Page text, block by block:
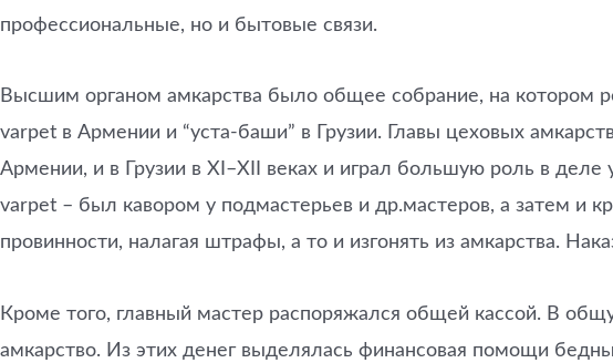
профессиональные, но и бытовые связи.
Высшим органом амкарства было общее собрание, на котором
varpet в Армении и “уста-баши” в Грузии. Главы цеховых
Армении, и в Грузии в XI–XII веках и играл большую роль в
varpet – был кавором у подмастерьев и др.мастеров, а затем и
провинности, налагая штрафы, а то и изгонять из амкарства.
Кроме того, главный мастер распоряжался общей кассой. В
амкарство. Из этих денег выделялась финансовая помощи